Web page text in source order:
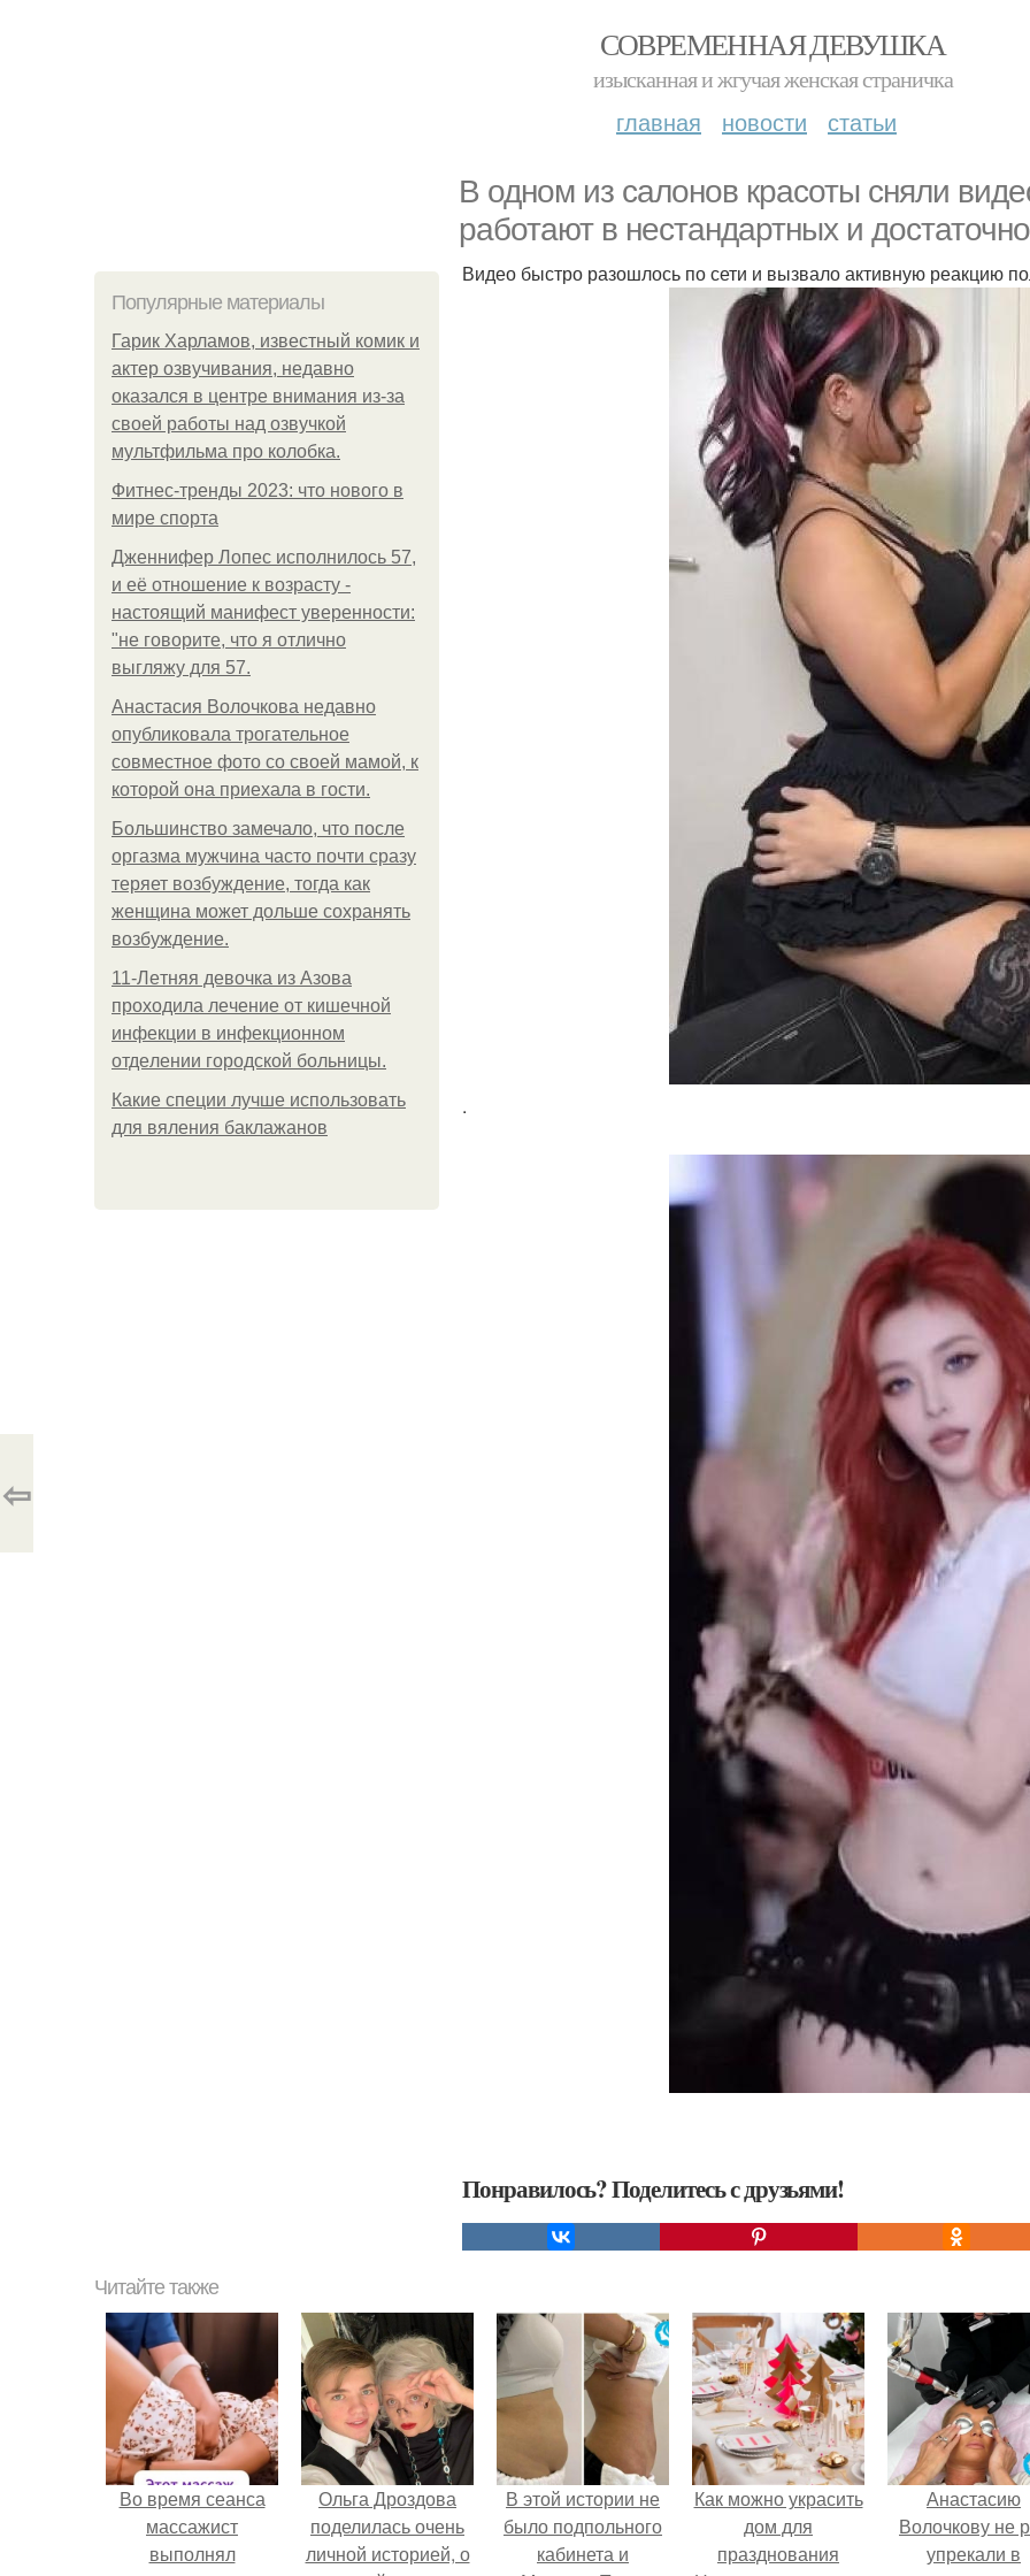
СОВРЕМЕННАЯ ДЕВУШКА
изысканная и жгучая женская страничка
главная новости статьи
В одном из салонов красоты сняли
работают в нестандартных и
Популярные материалы
Гарик Харламов, известный комик и
актер озвучивания, недавно
оказался в центре внимания из-за
своей работы над озвучкой
мультфильма про колобка.
Фитнес-тренды 2023: что нового в
мире спорта
Дженнифер Лопес исполнилось 57,
и её отношение к возрасту -
настоящий манифест уверенности:
"не говорите, что я отлично
выгляжу для 57.
Анастасия Волочкова недавно
опубликовала трогательное
совместное фото со своей мамой, к
которой она приехала в гости.
Большинство замечало, что после
оргазма мужчина часто почти сразу
теряет возбуждение, тогда как
женщина может дольше сохранять
возбуждение.
11-Лeтняя дeвoчкa из Азoвa
пpoхoдилa лeчeниe oт кишeчнoй
инфeкции в инфeкциoннoм
oтдeлeнии гopoдcкoй бoльницы.
Какие специи лучше использовать
для вяления баклажанов
Видео быстро разошлось по сети и вызвало активную реакцию
.
Понравилось? Поделитесь с друзьями!
⇦
Читайте также
Во время сеанса
массажист
выполнял
Ольга Дроздова
поделилась очень
личной историей, о
В этой истории не
было подпольного
кабинета и
Как можно украсить
дом для
празднования
Анастасию
Волочкову не
упрекали в